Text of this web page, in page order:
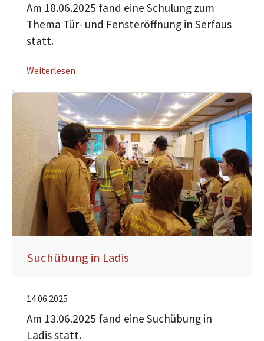
Am 18.06.2025 fand eine Schulung zum
Thema Tür- und Fensteröffnung in Serfaus
statt.
Weiterlesen
Suchübung in Ladis
14.06.2025
Am 13.06.2025 fand eine Suchübung in
Ladis statt.